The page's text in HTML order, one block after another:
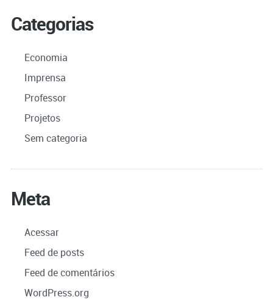
Categorias
Economia
Imprensa
Professor
Projetos
Sem categoria
Meta
Acessar
Feed de posts
Feed de comentários
WordPress.org